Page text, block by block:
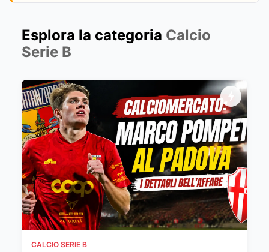
Esplora la categoria Calcio
Serie B
CALCIO SERIE B